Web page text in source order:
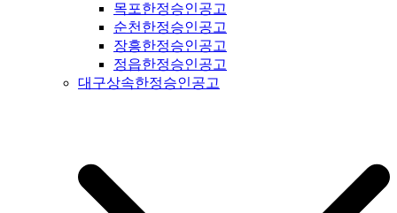
문공고 #노원구신문공고 #중랑구신문공고 #강원도신문공고 #
철원군신문공고 #양구군신문공고 #인제군신문공고 #고성군신
문공고 #속초신문공고 #양양신문공고 #홍천신문공고 #화천신
문공고 #춘천신문공고 #횡성신문공고 #원주신문공고 #평창신
문공고 #정선신문공고 #강릉신문공고 #동해신문공고 #삼척신
주신문공고 #보은신문공고 #옥천신문공고 #영동신문공고 #오
창신문공고 #충남신문공고 #충청남도신문공고 #태안신문공고
#서산신문공고 #당진신문공고 #홍성신문공고 #예산신문공고 #
목포한정승인공고
순천한정승인공고
장흥한정승인공고
정읍한정승인공고
대구상속한정승인공고